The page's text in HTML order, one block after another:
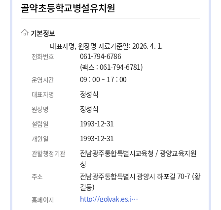
골약초등학교병설유치원
기본정보
대표자명, 원장명 자료기준일: 2026. 4. 1.
전화번호
061-794-6786
(팩스 : 061-794-6781)
운영시간 09 : 00 ~ 17 : 00
대표자명 정성식
원장명 정성식
설립일 1993-12-31
개원일 1993-12-31
관할행정기관
전남광주통합특별시교육청 / 광양교육지원
청
주소
전남광주통합특별시 광양시 하포길 70-7 (황
길동)
홈페이지 http://golyak.es.jne.kr/community/index.action?siteId=golyak_es&amp;communityId=2015preschool